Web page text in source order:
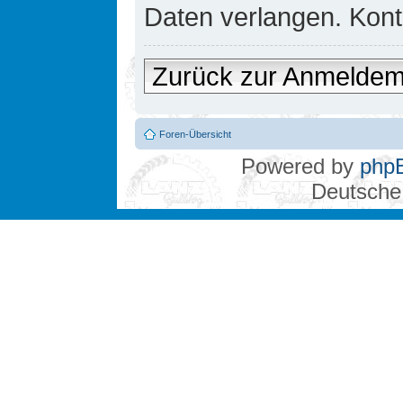
Daten verlangen.
Zurück zur
Foren-Übersicht
Powered by